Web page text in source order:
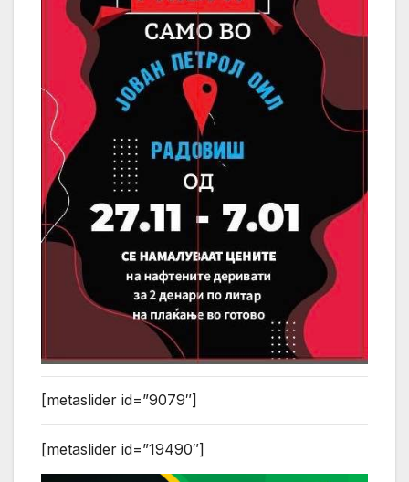
[metaslider id=”9079″]
[metaslider id=”19490″]